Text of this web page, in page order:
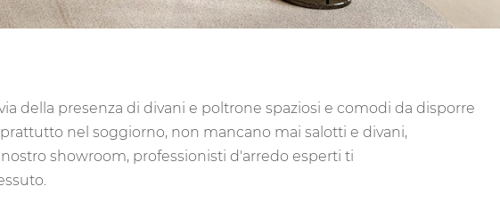
della presenza di divani e poltrone spaziosi e comodi da disporre
nel soggiorno, non mancano mai salotti e divani,
showroom, professionisti d'arredo esperti ti